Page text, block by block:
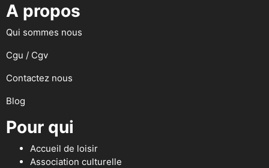
A propos
Qui sommes nous
Cgu / Cgv
Contactez nous
Blog
Pour qui
Accueil de loisir
Association culturelle